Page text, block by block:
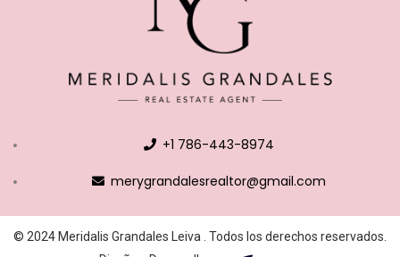
+1 786-443-8974
merygrandalesrealtor@gmail.com
© 2024 Meridalis Grandales Leiva . Todos los derechos reservados.